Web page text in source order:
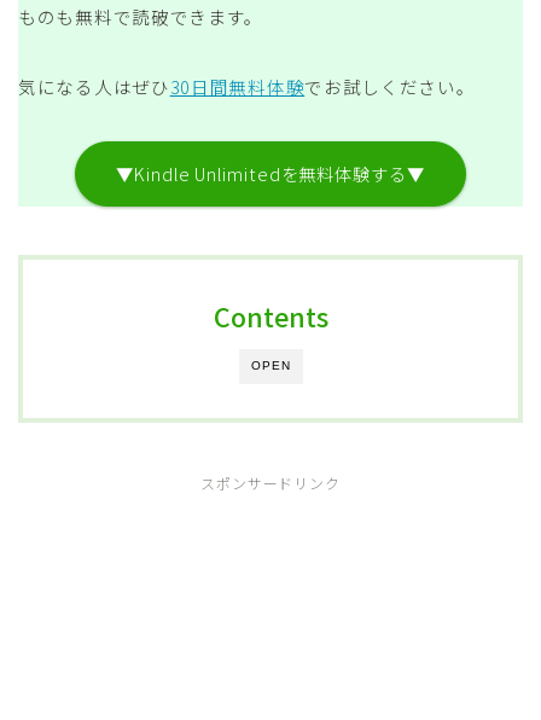
ものも無料で読破できます。
気になる人はぜひ30日間無料体験でお試しください。
▼Kindle Unlimitedを無料体験する▼
OPEN
Contents
スポンサードリンク